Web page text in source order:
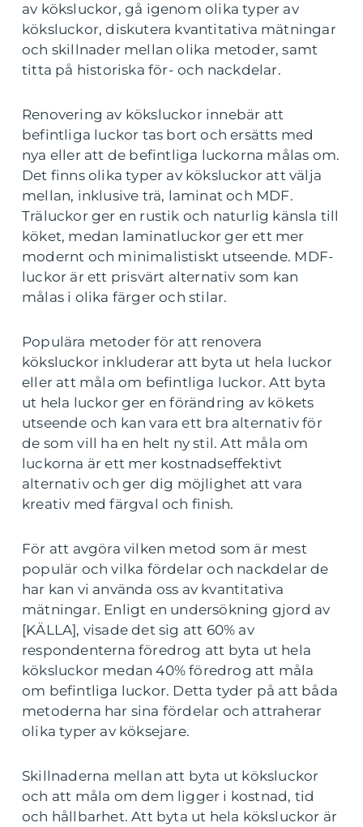
av köksluckor, gå igenom olika typer av
köksluckor, diskutera kvantitativa mätningar
och skillnader mellan olika metoder, samt
titta på historiska för- och nackdelar.
Renovering av köksluckor innebär att
befintliga luckor tas bort och ersätts med
nya eller att de befintliga luckorna målas om.
Det finns olika typer av köksluckor att välja
mellan, inklusive trä, laminat och MDF.
Träluckor ger en rustik och naturlig känsla till
köket, medan laminatluckor ger ett mer
modernt och minimalistiskt utseende. MDF-
luckor är ett prisvärt alternativ som kan
målas i olika färger och stilar.
Populära metoder för att renovera
köksluckor inkluderar att byta ut hela luckor
eller att måla om befintliga luckor. Att byta
ut hela luckor ger en förändring av kökets
utseende och kan vara ett bra alternativ för
de som vill ha en helt ny stil. Att måla om
luckorna är ett mer kostnadseffektivt
alternativ och ger dig möjlighet att vara
kreativ med färgval och finish.
För att avgöra vilken metod som är mest
populär och vilka fördelar och nackdelar de
har kan vi använda oss av kvantitativa
mätningar. Enligt en undersökning gjord av
[KÄLLA], visade det sig att 60% av
respondenterna föredrog att byta ut hela
köksluckor medan 40% föredrog att måla
om befintliga luckor. Detta tyder på att båda
metoderna har sina fördelar och attraherar
olika typer av köksejare.
Skillnaderna mellan att byta ut köksluckor
och att måla om dem ligger i kostnad, tid
och hållbarhet. Att byta ut hela köksluckor är